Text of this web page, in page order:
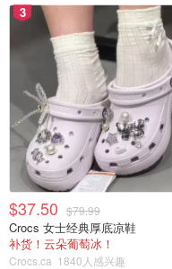
3
$37.50 $79.99
Crocs 女士经典厚底凉鞋
补货！云朵葡萄冰！
Crocs.ca 1840人感兴趣